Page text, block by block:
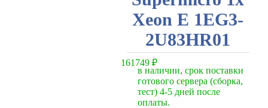
Xeon E 1EG3-
2U83HR01
161749 ₽
в наличии, срок поставки
готового сервера (сборка,
тест) 4-5 дней после
оплаты.